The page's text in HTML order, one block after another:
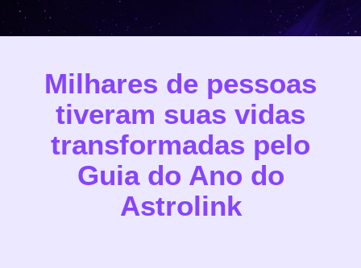
Milhares de pessoas
tiveram suas vidas
transformadas pelo
Guia do Ano do
Astrolink